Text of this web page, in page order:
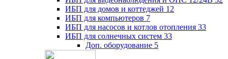
ИБП для домов и коттеджей 12
ИБП для компьютеров 7
ИБП для насосов и котлов отопления 33
ИБП для солнечных систем 33
Доп. оборудование 5